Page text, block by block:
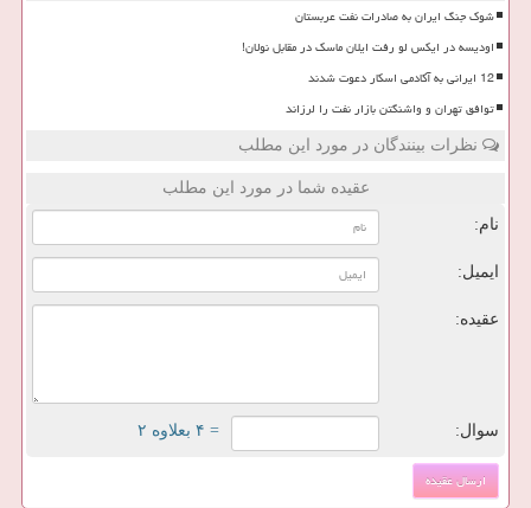
شوک جنگ ایران به صادرات نفت عربستان
اودیسه در ایکس لو رفت ایلان ماسک در مقابل نولان!
12 ایرانی به آکادمی اسکار دعوت شدند
توافق تهران و واشنگتن بازار نفت را لرزاند
نظرات بینندگان در مورد این مطلب
عقیده شما در مورد این مطلب
نام:
ایمیل:
عقیده:
سوال: = ۴ بعلاوه ۲